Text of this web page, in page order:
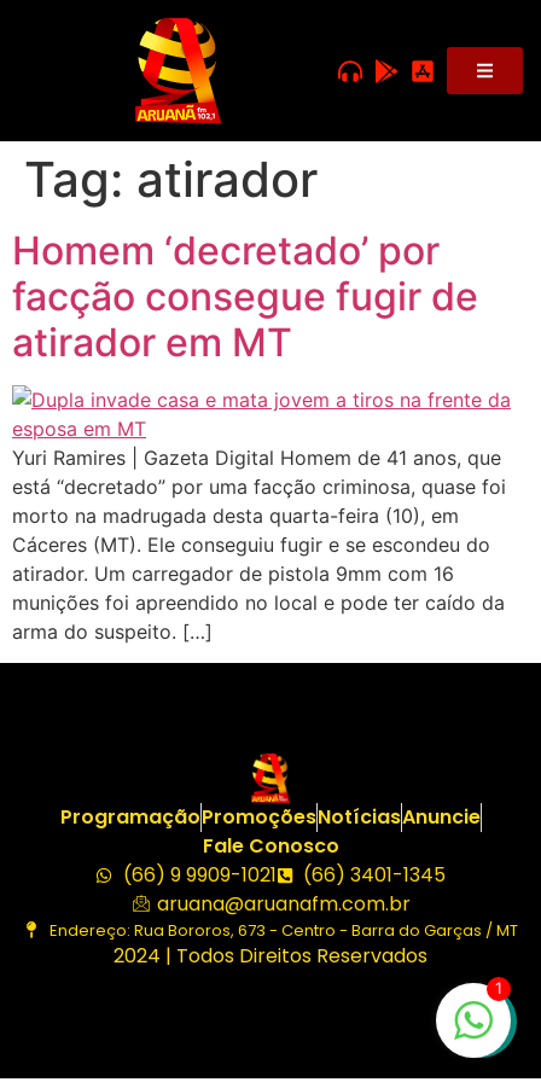
Tag: atirador
Homem ‘decretado’ por
facção consegue fugir de
atirador em MT
Yuri Ramires | Gazeta Digital Homem de 41 anos, que
está “decretado” por uma facção criminosa, quase foi
morto na madrugada desta quarta-feira (10), em
Cáceres (MT). Ele conseguiu fugir e se escondeu do
atirador. Um carregador de pistola 9mm com 16
munições foi apreendido no local e pode ter caído da
arma do suspeito. […]
ProgramaçãoPromoçõesNotíciasAnuncie
Fale Conosco
(66) 9 9909-1021
(66) 3401-1345
aruana@aruanafm.com.br
Endereço: Rua Bororos, 673 - Centro - Barra do Garças / MT
2024 | Todos Direitos Reservados
1